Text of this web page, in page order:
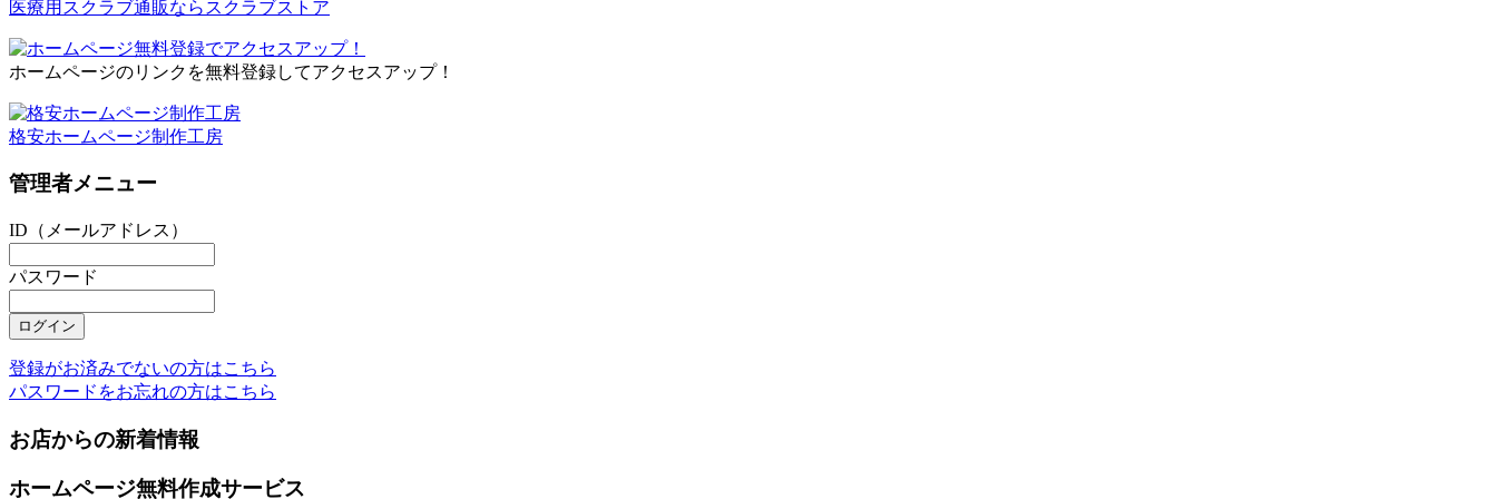
医療用スクラブ通販ならスクラブストア
ホームページのリンクを無料登録してアクセスアップ！
格安ホームページ制作工房
管理者メニュー
ID（メールアドレス）
パスワード
登録がお済みでないの方はこちら
パスワードをお忘れの方はこちら
お店からの新着情報
ホームページ無料作成サービス